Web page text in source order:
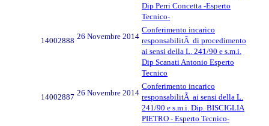
Dip Perri Concetta -Esperto
Tecnico-
14002888 26 Novembre 2014
Conferimento incarico
responsabilitÃ di procedimento
ai sensi della L. 241/90 e s.m.i.
Dip Scanati Antonio Esperto
Tecnico
14002887 26 Novembre 2014
Conferimento incarico
responsabilitÃ ai sensi della L.
241/90 e s.m.i. Dip. BISCIGLIA
PIETRO - Esperto Tecnico-